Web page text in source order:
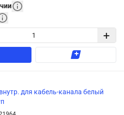
+
для кабель-канала белый